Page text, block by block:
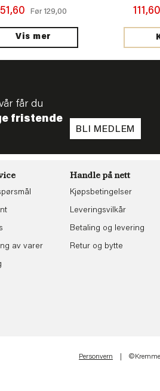
51,60 Før 129,00
Vis mer
111,60
får du
fristende
BLI MEDLEM
av varer
Handle på nett
Kjøpsbetingelser
Leveringsvilkår
Betaling og levering
Retur og bytte
Personvern |